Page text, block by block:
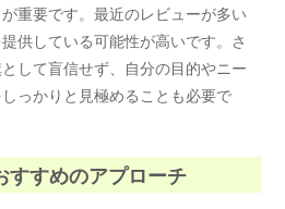
重要です。最近のレビューが多い
供している可能性が高いです。さ
して盲信せず、自分の目的やニー
っかりと見極めることも必要で
すすめのアプローチ